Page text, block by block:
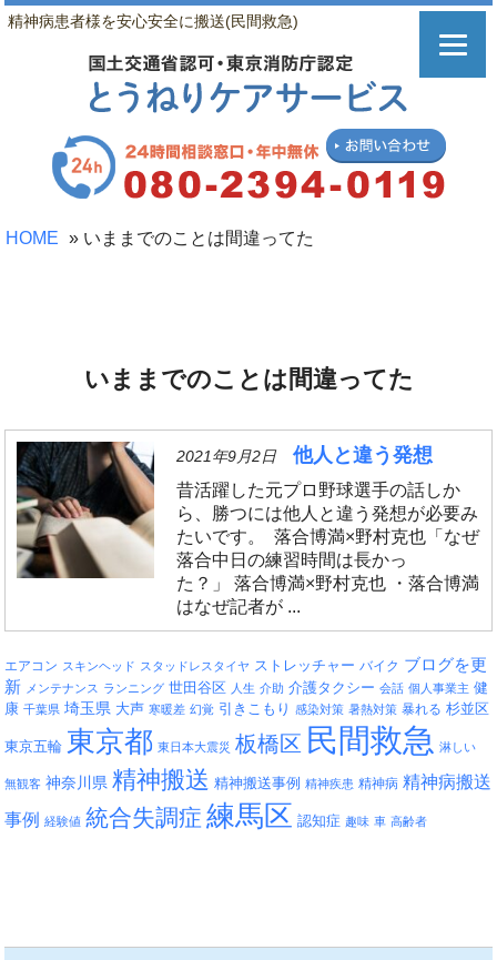
精神病患者様を安心安全に搬送(民間救急)
HOME » いままでのことは間違ってた
いままでのことは間違ってた
2021年9月2日 他人と違う発想
昔活躍した元プロ野球選手の話しか
ら、勝つには他人と違う発想が必要み
たいです。 落合博満×野村克也「なぜ
落合中日の練習時間は長かっ
た？」 落合博満×野村克也 ・落合博満
はなぜ記者が ...
エアコン スキンヘッド スタッドレスタイヤ ストレッチャー バイク ブログを更
新 メンテナンス ランニング 世田谷区 人生 介助 介護タクシー 会話 個人事業主 健
康 千葉県 埼玉県 大声 寒暖差 幻覚 引きこもり 感染対策 暑熱対策 暴れる 杉並区
東京五輪 東京都 東日本大震災 板橋区 民間救急 淋しい
無観客 神奈川県 精神搬送 精神搬送事例 精神疾患 精神病 精神病搬送
事例
経験値 統合失調症 練馬区 認知症 趣味 車 高齢者